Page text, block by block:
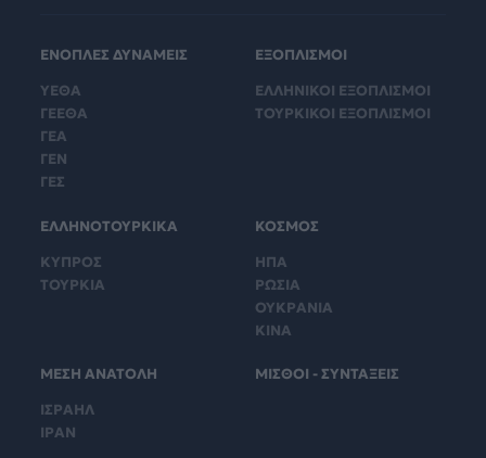
ΕΝΟΠΛΕΣ ΔΥΝΑΜΕΙΣ
ΥΕΘΑ
ΓΕΕΘΑ
ΓΕΑ
ΓΕΝ
ΓΕΣ
ΕΞΟΠΛΙΣΜΟΙ
ΕΛΛΗΝΙΚΟΙ ΕΞΟΠΛΙΣΜΟΙ
ΤΟΥΡΚΙΚΟΙ ΕΞΟΠΛΙΣΜΟΙ
ΕΛΛΗΝΟΤΟΥΡΚΙΚΑ
ΚΥΠΡΟΣ
ΤΟΥΡΚΙΑ
ΚΟΣΜΟΣ
ΗΠΑ
ΡΩΣΙΑ
ΟΥΚΡΑΝΙΑ
ΚΙΝΑ
ΜΕΣΗ ΑΝΑΤΟΛΗ
ΙΣΡΑΗΛ
ΙΡΑΝ
ΜΙΣΘΟΙ - ΣΥΝΤΑΞΕΙΣ